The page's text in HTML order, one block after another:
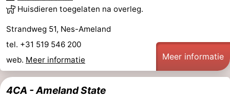
Huisdieren toegelaten na overleg.
Strandweg 51, Nes-Ameland
tel. +31 519 546 200
web. Meer informatie Meer informatie
4CA - Ameland State